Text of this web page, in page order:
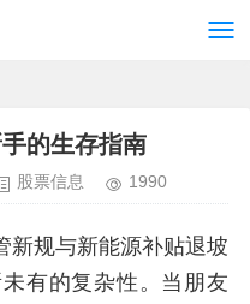
的生存指南
股票信息 1990
新规与新能源补贴退坡
有的复杂性。当朋友